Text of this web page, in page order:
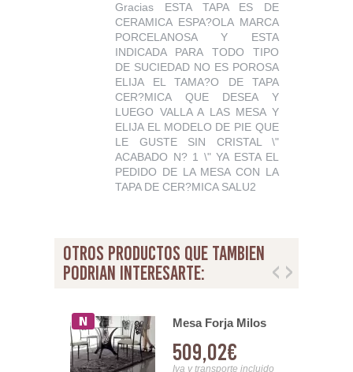
Gracias ESTA TAPA ES DE
CERAMICA ESPA?OLA MARCA
PORCELANOSA Y ESTA
INDICADA PARA TODO TIPO
DE SUCIEDAD NO ES POROSA
ELIJA EL TAMA?O DE TAPA
CER?MICA QUE DESEA Y
LUEGO VALLA A LAS MESA Y
ELIJA EL MODELO DE PIE QUE
LE GUSTE SIN CRISTAL \"
ACABADO N? 1 \" YA ESTA EL
PEDIDO DE LA MESA CON LA
TAPA DE CER?MICA SALU2
otros productos que tambien
podrian interesarte:
Mesa Forja Milos
509,02€
Iva y transporte incluido